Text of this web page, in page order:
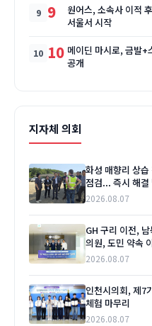
9
원어스, 소속사 이적
서울서 시작
10 메이딘 마시로, 금발
공개
지자체 의회
화성 매향리 상
점검... 즉시 해결
2026.08.07
GH 구리 이전,
의원, 도민 약속
2026.08.07
인천시의회, 제7
체험 마무리
2026.08.07